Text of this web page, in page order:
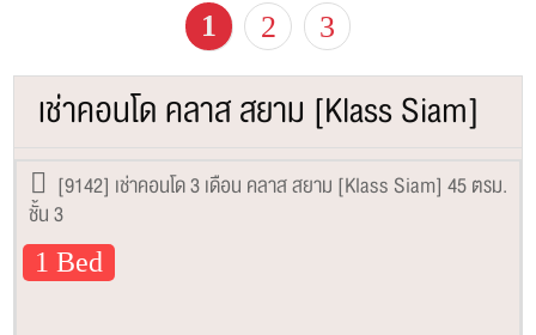
1 2 3
เช่าคอนโด คลาส สยาม [Klass Siam]
[9142] เช่าคอนโด 3 เดือน คลาส สยาม [Klass Siam] 45 ตรม.
ชั้น 3
1 Bed